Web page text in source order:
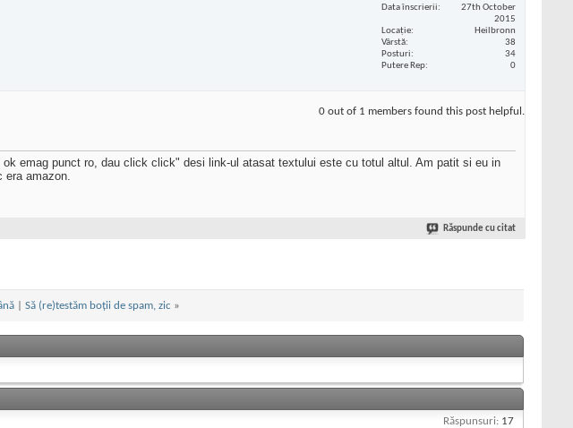
Data înscrierii
27th October
2015
Locaţie
Heilbronn
Vârstă
38
Posturi
34
Putere Rep
0
0 out of 1 members found this post helpful.
emag punct ro, dau click click" desi link-ul atasat textului este cu totul altul. Am patit si eu in
era amazon.
Răspunde cu citat
| Să (re)testăm boții de spam, zic »
Răspunsuri: 17